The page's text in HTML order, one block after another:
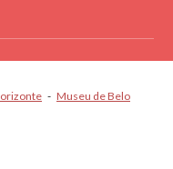
- Museu de Belo